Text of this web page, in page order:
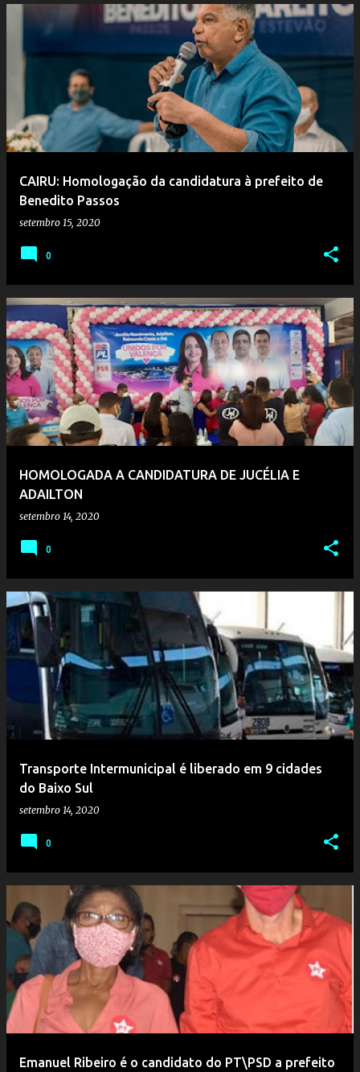
CAIRU: Homologação da candidatura à prefeito de
Benedito Passos
setembro 15, 2020
0
HOMOLOGADA A CANDIDATURA DE JUCÉLIA E
ADAILTON
setembro 14, 2020
0
Transporte Intermunicipal é liberado em 9 cidades
do Baixo Sul
setembro 14, 2020
0
Emanuel Ribeiro é o candidato do PT\PSD a prefeito